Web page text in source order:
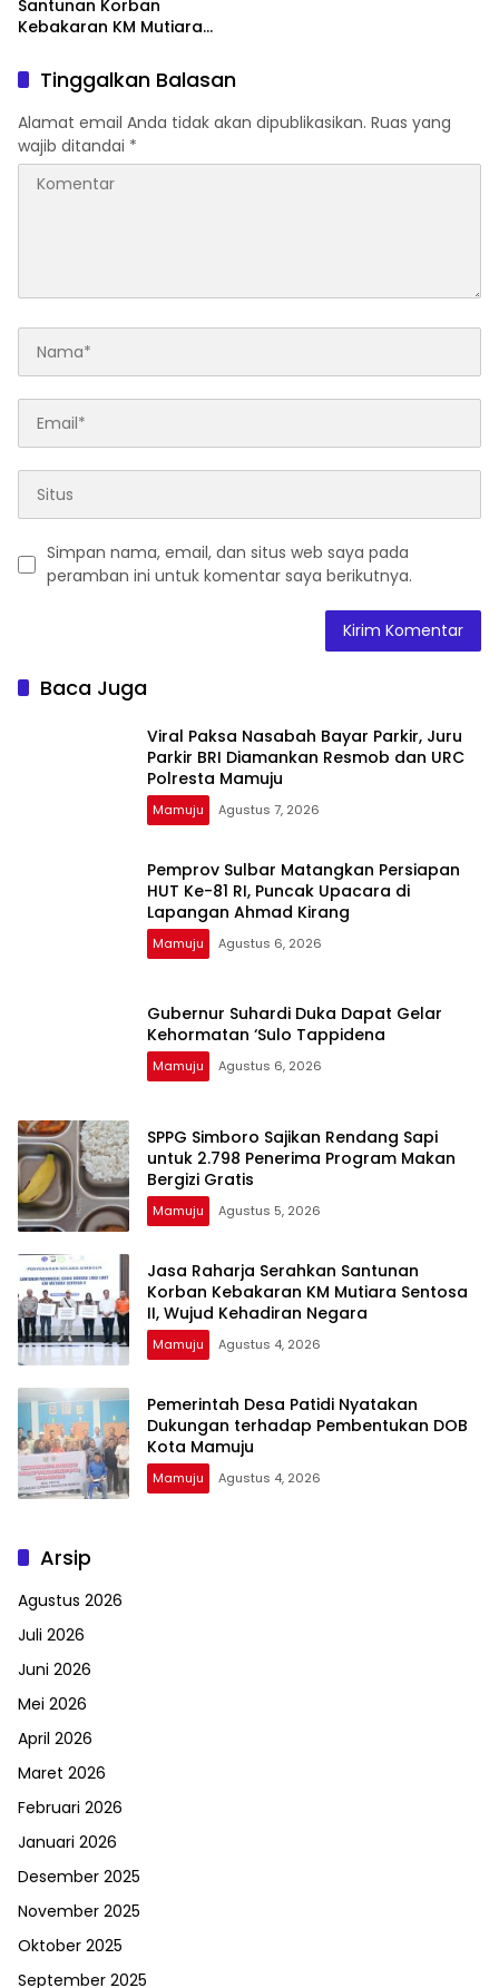
Santunan Korban
Kebakaran KM Mutiara
Kehadiran Negara
Tinggalkan Balasan
Alamat email Anda tidak akan dipublikasikan. Ruas yang
wajib ditandai *
Simpan nama, email, dan situs web saya pada
peramban ini untuk komentar saya berikutnya.
Baca Juga
Viral Paksa Nasabah Bayar Parkir, Juru
Parkir BRI Diamankan Resmob dan URC
Polresta Mamuju
Mamuju Agustus 7, 2026
Pemprov Sulbar Matangkan Persiapan
HUT Ke-81 RI, Puncak Upacara di
Lapangan Ahmad Kirang
Mamuju Agustus 6, 2026
Gubernur Suhardi Duka Dapat Gelar
Kehormatan ‘Sulo Tappidena
Mamuju Agustus 6, 2026
SPPG Simboro Sajikan Rendang Sapi
untuk 2.798 Penerima Program Makan
Bergizi Gratis
Mamuju Agustus 5, 2026
Jasa Raharja Serahkan Santunan
Korban Kebakaran KM Mutiara Sentosa
II, Wujud Kehadiran Negara
Mamuju Agustus 4, 2026
Pemerintah Desa Patidi Nyatakan
Dukungan terhadap Pembentukan DOB
Kota Mamuju
Mamuju Agustus 4, 2026
Arsip
Agustus 2026
Juli 2026
Juni 2026
Mei 2026
April 2026
Maret 2026
Februari 2026
Januari 2026
Desember 2025
November 2025
Oktober 2025
September 2025